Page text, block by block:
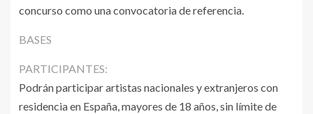
concurso como una convocatoria de referencia.
BASES
PARTICIPANTES:
Podrán participar artistas nacionales y extranjeros con
residencia en España, mayores de 18 años, sin límite de